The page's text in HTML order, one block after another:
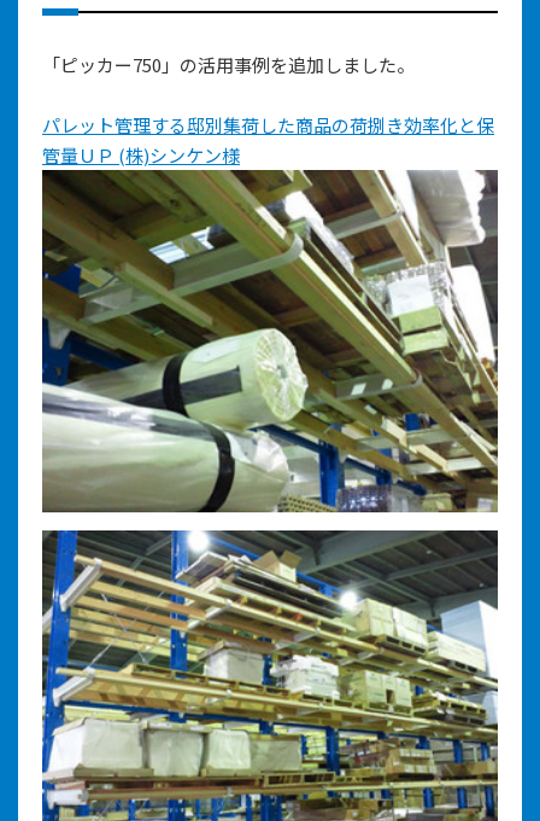
「ピッカー750」の活用事例を追加しました。
パレット管理する邸別集荷した商品の荷捌き効率化と保
管量ＵＰ (株)シンケン様